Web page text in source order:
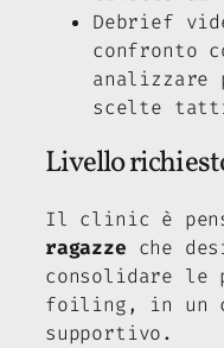
Debrief
confronto
analizzare
scelte
Livello
Il clinic è
ragazze che
consolidare le
foiling, in un
supportivo.